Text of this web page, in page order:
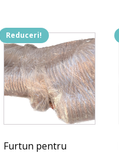
Reduceri!
Furtun pentru